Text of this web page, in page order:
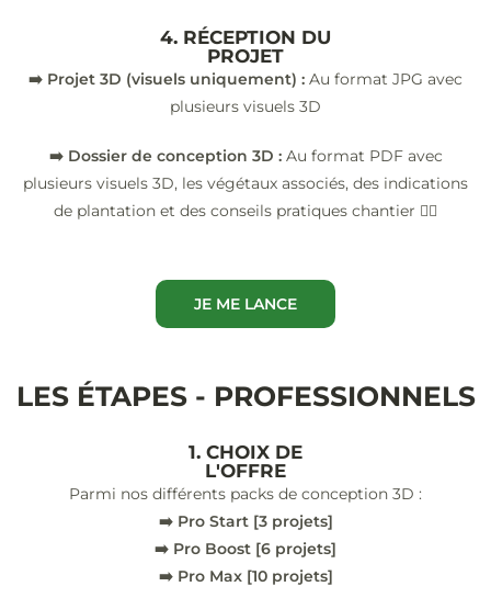
4. RÉCEPTION DU
PROJET
➡️ Projet 3D (visuels uniquement) : Au format JPG avec
plusieurs visuels 3D
➡️ Dossier de conception 3D :Au format PDF avec
plusieurs visuels 3D, les végétaux associés, des indications
de plantation et des conseils pratiques chantier 👷‍♂️
JE ME LANCE
LES ÉTAPES - PROFESSIONNELS
1. CHOIX DE
L'OFFRE
Parmi nos différents packs de conception 3D :
➡️ Pro Start [3 projets]
➡️ Pro Boost [6 projets]
➡️ Pro Max [10 projets]